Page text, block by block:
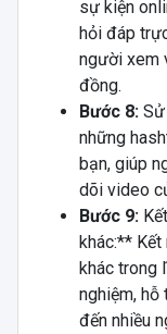
sự kiện
hỏi đáp
người xem
đồng.
Bước 8:Sử
những
bạn, giúp
dõi video
Bước 9:
khác:** Kết
khác trong
nghiệm, hỗ
đến nhiều